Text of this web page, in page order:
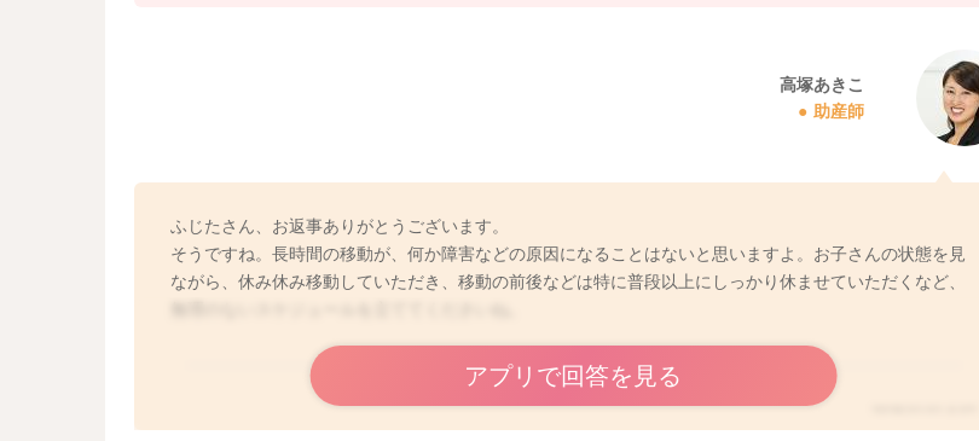
2025/11/10 5:48
高塚あきこ
助産師
ふじたさん、お返事ありがとうございます。
そうですね。長時間の移動が、何か障害などの原因になることはないと思いますよ。お子さんの状態を見
ながら、休み休み移動していただき、移動の前後などは特に普段以上にしっかり休ませていただくなど、
アプリで回答を見る